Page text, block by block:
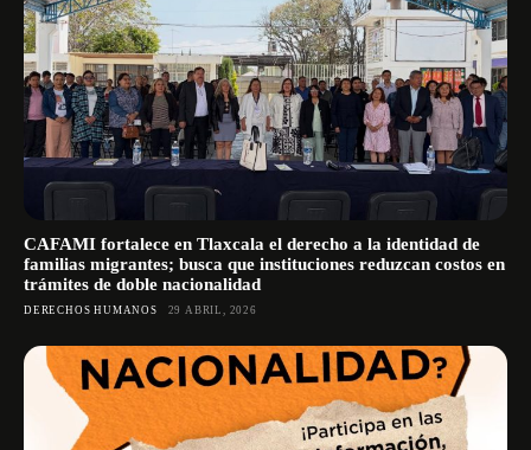
CAFAMI fortalece en Tlaxcala el derecho a la identidad de
familias migrantes; busca que instituciones reduzcan costos en
trámites de doble nacionalidad
DERECHOS HUMANOS 29 ABRIL, 2026